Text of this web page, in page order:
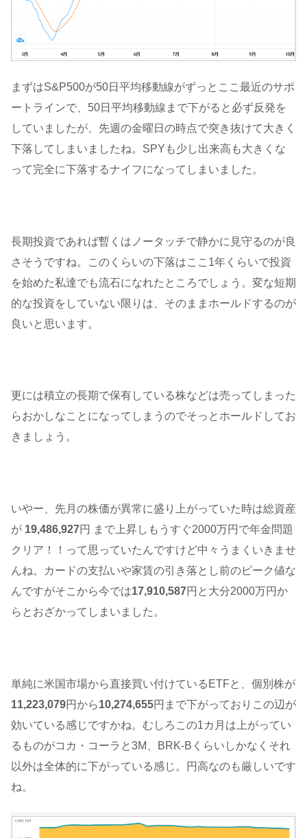
まずはS&P500が50日平均移動線がずっとここ最近のサポ
ートラインで、50日平均移動線まで下がると必ず反発を
していましたが、先週の金曜日の時点で突き抜けて大きく
下落してしまいましたね。SPYも少し出来高も大きくな
って完全に下落するナイフになってしまいました。
長期投資であれば暫くはノータッチで静かに見守るのが良
さそうですね。このくらいの下落はここ1年くらいで投資
を始めた私達でも流石になれたところでしょう。変な短期
的な投資をしていない限りは、そのままホールドするのが
良いと思います。
更には積立の長期で保有している株などは売ってしまった
らおかしなことになってしまうのでそっとホールドしてお
きましょう。
いやー、先月の株価が異常に盛り上がっていた時は総資産
が 19,486,927円 まで上昇しもうすぐ2000万円で年金問題
クリア！！って思っていたんですけど中々うまくいきませ
んね。カードの支払いや家賃の引き落とし前のピーク値な
んですがそこから今では17,910,587円と大分2000万円か
らとおざかってしまいました。
単純に米国市場から直接買い付けているETFと、個別株が
11,223,079円から10,274,655円まで下がっておりこの辺が
効いている感じですかね。むしろこの1カ月は上がってい
るものがコカ・コーラと3M、BRK-Bくらいしかなくそれ
以外は全体的に下がっている感じ。円高なのも厳しいです
ね。